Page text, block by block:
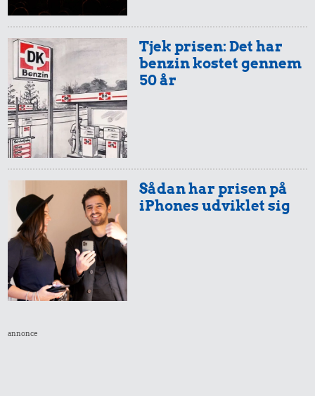
59 kr.
1/2 kg skæreost
6,90 kr.
Banan
19 kr.
1 kg kartofler
Tjek prisen: Det har
benzin kostet gennem
50 år
Sådan har prisen på
iPhones udviklet sig
annonce